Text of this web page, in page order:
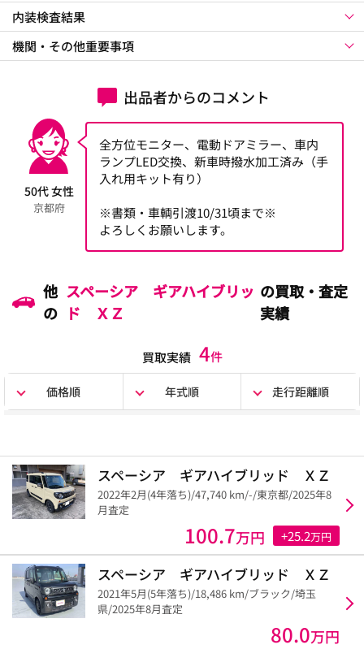
内装検査結果
機関・その他重要事項
出品者からのコメント
50代 女性
京都府
全方位モニター、電動ドアミラー、車内
ランプLED交換、新車時撥水加工済み（手
入れ用キット有り）
※書類・車輌引渡10/31頃まで※
よろしくお願いします。
他
の
スペーシア ギアハイブリッ
ド ＸＺ
の買取・査定
実績
買取実績 4件
価格順 年式順 走行距離順
スペーシア ギアハイブリッド ＸＺ
2022年2月(4年落ち)/47,740 km/-/東京都/2025年8
月査定
100.7万円 +25.2万円
スペーシア ギアハイブリッド ＸＺ
2021年5月(5年落ち)/18,486 km/ブラック/埼玉
県/2025年8月査定
80.0万円